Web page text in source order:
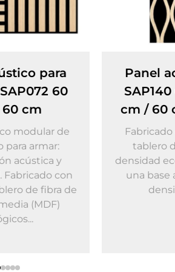
Panel acústico HDF
SAP140 60 cm × 120
cm / 60 cm × 240 cm
Fabricado con listones de
tablero de fibra de alta
densidad ecológicos unidos a
una base acústica de alta
densidad, este...